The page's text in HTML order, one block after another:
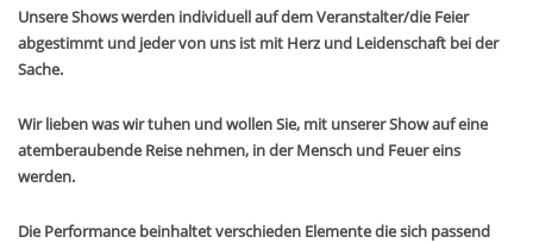
Unsere Shows werden individuell auf dem Veranstalter/die Feier
abgestimmt und jeder von uns ist mit Herz und Leidenschaft bei der
Sache.
Wir lieben was wir tuhen und wollen Sie, mit unserer Show auf eine
atemberaubende Reise nehmen, in der Mensch und Feuer eins
werden.
Die Performance beinhaltet verschieden Elemente die sich passend